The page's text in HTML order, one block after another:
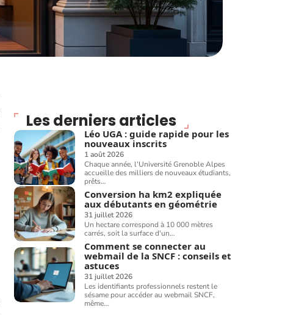
Les derniers articles
Léo UGA : guide rapide pour les
nouveaux inscrits
1 août 2026
Chaque année, l'Université Grenoble Alpes
accueille des milliers de nouveaux étudiants,
prêts…
Conversion ha km2 expliquée
aux débutants en géométrie
31 juillet 2026
Un hectare correspond à 10 000 mètres
carrés, soit la surface d'un…
Comment se connecter au
webmail de la SNCF : conseils et
astuces
31 juillet 2026
Les identifiants professionnels restent le
sésame pour accéder au webmail SNCF,
même…